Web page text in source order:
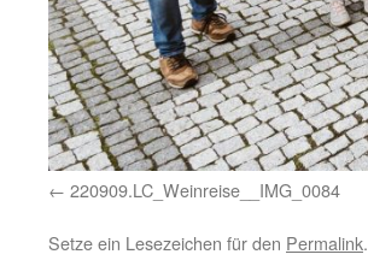
220909.LC_Weinreise__IMG_0084
Setze ein Lesezeichen für den Permalink.